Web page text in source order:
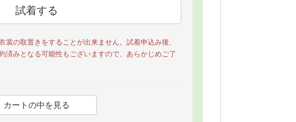
の取置きをすることが出来ません。試着申込み後、
済みとなる可能性もございますので、あらかじめご了